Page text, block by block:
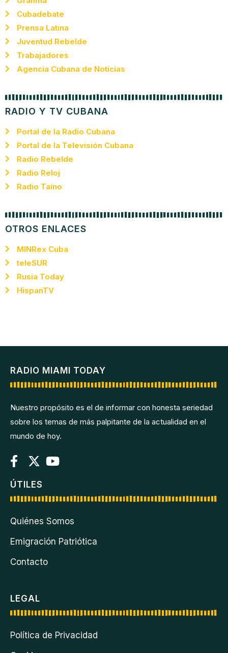
Cubadebate
Prensa Latina
Juventud Rebelde
Trabajadores
Agencia Cubana de Noticias
RADIO Y TV CUBANA
Portal de la Radio Cubana
Portal de la Televisión Cubana
Radio Rebelde
Radio Reloj
Radio Taíno
OTROS ENLACES
MINRex Cuba
teleSUR
Rusia Today
HispanTV
RADIO MIAMI TODAY
Nuestro propósito es el de informar con honesta seriedad
sobre los temas de más palpitante de la actualidad en el
mundo de hoy.
ÚTILES
Quiénes Somos
Emigración Patriótica
Contacto
LEGAL
Política de Privacidad